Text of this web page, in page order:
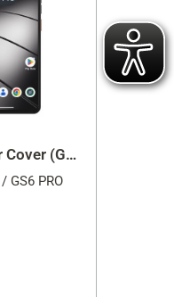
Gigaset Total Clear Cover (GS6 / GS6 PRO)
GS6 PRO